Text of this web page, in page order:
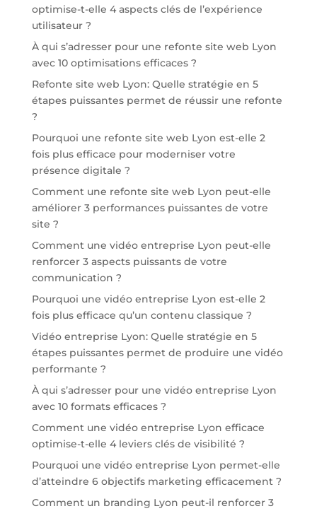
optimise-t-elle 4 aspects clés de l’expérience
utilisateur ?
À qui s’adresser pour une refonte site web Lyon
avec 10 optimisations efficaces ?
Refonte site web Lyon: Quelle stratégie en 5
étapes puissantes permet de réussir une refonte
?
Pourquoi une refonte site web Lyon est-elle 2
fois plus efficace pour moderniser votre
présence digitale ?
Comment une refonte site web Lyon peut-elle
améliorer 3 performances puissantes de votre
site ?
Comment une vidéo entreprise Lyon peut-elle
renforcer 3 aspects puissants de votre
communication ?
Pourquoi une vidéo entreprise Lyon est-elle 2
fois plus efficace qu’un contenu classique ?
Vidéo entreprise Lyon: Quelle stratégie en 5
étapes puissantes permet de produire une vidéo
performante ?
À qui s’adresser pour une vidéo entreprise Lyon
avec 10 formats efficaces ?
Comment une vidéo entreprise Lyon efficace
optimise-t-elle 4 leviers clés de visibilité ?
Pourquoi une vidéo entreprise Lyon permet-elle
d’atteindre 6 objectifs marketing efficacement ?
Comment un branding Lyon peut-il renforcer 3